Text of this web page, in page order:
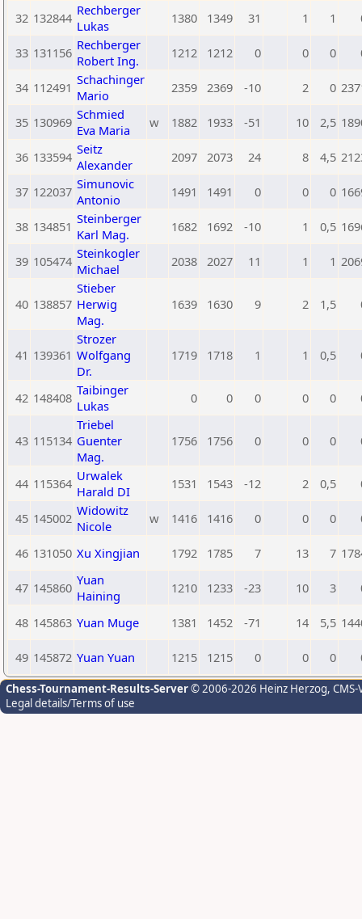
32 132844 Rechberger
Lukas
1380 1349 31 1 1
33 131156 Rechberger
Robert Ing.
1212 1212 0 0 0
34 112491 Schachinger
Mario
2359 2369 -10 2 0
35 130969 Schmied
Eva Maria
w 1882 1933 -51 10 2,5
36 133594 Seitz
Alexander
2097 2073 24 8 4,5
37 122037 Simunovic
Antonio
1491 1491 0 0 0
38 134851 Steinberger
Karl Mag.
1682 1692 -10 1 0,5
39 105474 Steinkogler
Michael
2038 2027 11 1 1
40 138857
Stieber
Herwig
Mag.
1639 1630 9 2 1,5
41 139361
Strozer
Wolfgang
Dr.
1719 1718 1 1 0,5
42 148408 Taibinger
Lukas
0 0 0 0 0
43 115134
Triebel
Guenter
Mag.
1756 1756 0 0 0
44 115364 Urwalek
Harald DI
1531 1543 -12 2 0,5
45 145002 Widowitz
Nicole
w 1416 1416 0 0 0
46 131050 Xu Xingjian 1792 1785 7 13 7
47 145860 Yuan
Haining
1210 1233 -23 10 3
48 145863 Yuan Muge 1381 1452 -71 14 5,5
49 145872 Yuan Yuan 1215 1215 0 0 0
Chess-Tournament-Results-Server© 2006-2026 Heinz Herzog,
Legal details/Terms of use